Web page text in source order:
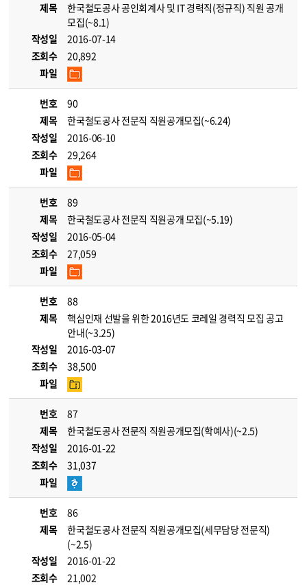
제목
한국철도공사 공인회계사 및 IT 경력직(정규직) 직원 공개
모집(~8.1)
작성일
2016-07-14
조회수
20,892
파일
번호
90
제목
한국철도공사 전문직 직원공개모집(~6.24)
작성일
2016-06-10
조회수
29,264
파일
번호
89
제목
한국철도공사 전문직 직원공개 모집(~5.19)
작성일
2016-05-04
조회수
27,059
파일
번호
88
제목
핵심인재 선발을 위한 2016년도 코레일 경력직 모집 공고
안내(~3.25)
작성일
2016-03-07
조회수
38,500
파일
번호
87
제목
한국철도공사 전문직 직원공개모집(학예사)(~2.5)
작성일
2016-01-22
조회수
31,037
파일
번호
86
제목
한국철도공사 전문직 직원공개모집(세무담당 전문직)
(~2.5)
작성일
2016-01-22
조회수
21,002